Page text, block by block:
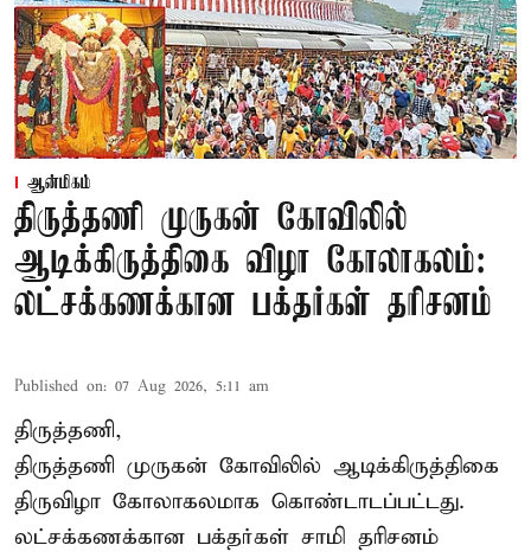
ஆன்மிகம்
திருத்தணி முருகன் கோவிலில்
ஆடிக்கிருத்திகை விழா கோலாகலம்:
லட்சக்கணக்கான பக்தர்கள் தரிசனம்
Published on: 07 Aug 2026, 5:11 am
திருத்தணி,
திருத்தணி முருகன் கோவிலில் ஆடிக்கிருத்திகை
திருவிழா கோலாகலமாக கொண்டாடப்பட்டது.
லட்சக்கணக்கான பக்தர்கள் சாமி தரிசனம்